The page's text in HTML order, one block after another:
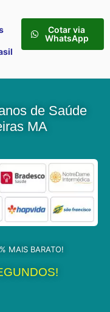
Cotar via
WhatsApp
de Saúde
MA
MAIS BARATO!